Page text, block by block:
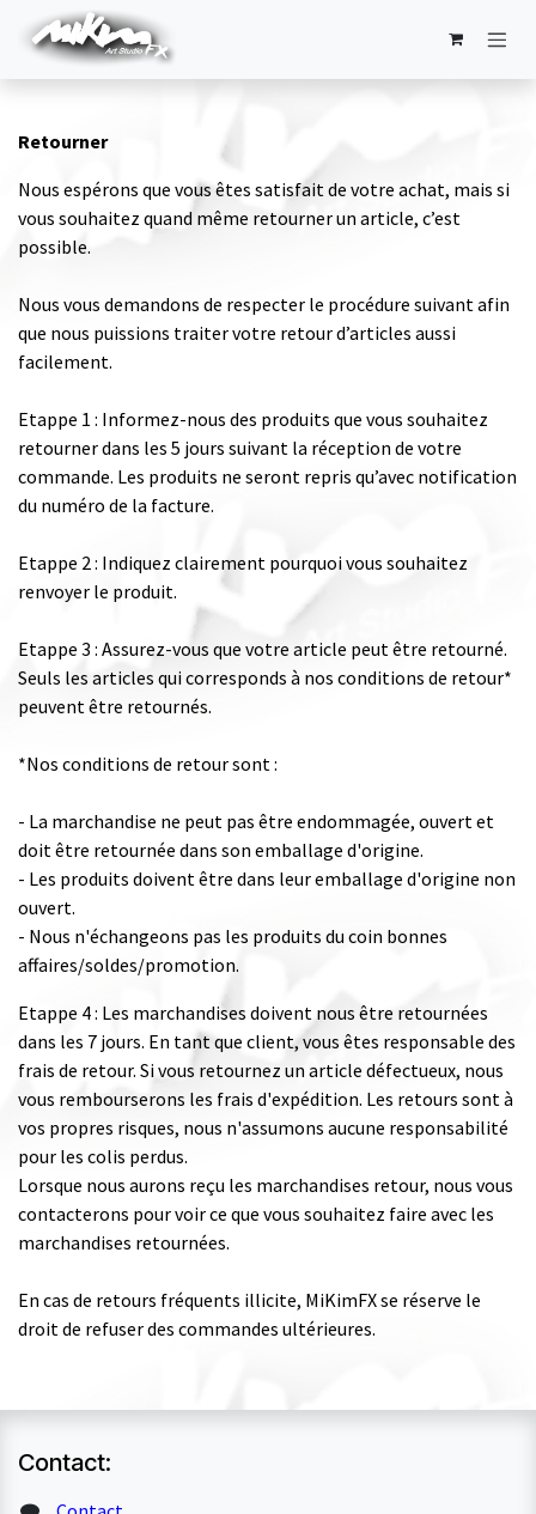
Se rendre au contenu
Retourner
Nous espérons que vous êtes satisfait de votre achat, mais si
vous souhaitez quand même retourner un article, c’est
possible.
Nous vous demandons de respecter le procédure suivant afin
que nous puissions traiter votre retour d’articles aussi
facilement.
Etappe 1 : Informez-nous des produits que vous souhaitez
retourner dans les 5 jours suivant la réception de votre
commande. Les produits ne seront repris qu’avec notification
du numéro de la facture.
Etappe 2 : Indiquez clairement pourquoi vous souhaitez
renvoyer le produit.
Etappe 3 : Assurez-vous que votre article peut être retourné.
Seuls les articles qui corresponds à nos conditions de retour*
peuvent être retournés.
*Nos conditions de retour sont :
- La marchandise ne peut pas être endommagée, ouvert et
doit être retournée dans son emballage d'origine.
- Les produits doivent être dans leur emballage d'origine non
ouvert.
- Nous n'échangeons pas les produits du coin bonnes
affaires/soldes/promotion.
Etappe 4 : Les marchandises doivent nous être retournées
dans les 7 jours. En tant que client, vous êtes responsable des
frais de retour. Si vous retournez un article défectueux, nous
vous rembourserons les frais d'expédition. Les retours sont à
vos propres risques, nous n'assumons aucune responsabilité
pour les colis perdus.
Lorsque nous aurons reçu les marchandises retour, nous vous
contacterons pour voir ce que vous souhaitez faire avec les
marchandises retournées.
En cas de retours fréquents illicite, MiKimFX se réserve le
droit de refuser des commandes ultérieures.
Contact: